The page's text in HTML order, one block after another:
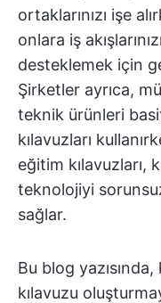
ortaklarınızı işe
onlara iş
desteklemek için
Şirketler ayrıca,
teknik ürünleri
kılavuzları
eğitim kılavuzları,
teknolojiyi
sağlar.
Bu blog
kılavuzu